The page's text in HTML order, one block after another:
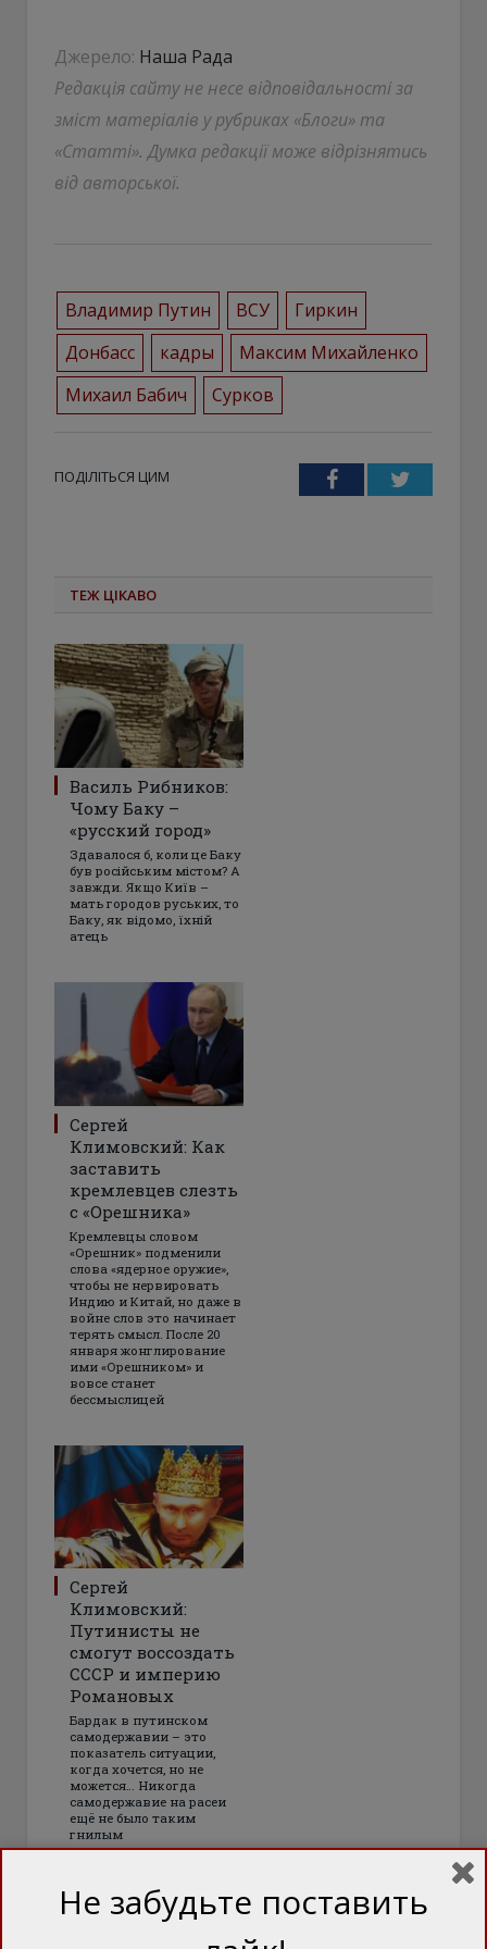
Джерело: Наша Рада
Редакція сайту не несе відповідальності за
зміст матеріалів у рубриках «Блоги» та
«Статті». Думка редакції може відрізнятись
від авторської.
Владимир Путин ВСУ
Гиркин
Донбасс
кадры
Максим Михайленко
Михаил Бабич
Сурков
ПОДІЛІТЬСЯ ЦИМ FacebookTwitter
ТЕЖ ЦІКАВО
Василь Рибников:
Чому Баку –
«русский город»
Здавалося б, коли це Баку
був російським містом? А
завжди. Якщо Київ –
мать городов руських, то
Баку, як відомо, їхній
атець
Сергей
Климовский: Как
заставить
кремлевцев слезть
с «Орешника»
Кремлевцы словом
«Орешник» подменили
слова «ядерное оружие»,
чтобы не нервировать
Индию и Китай, но даже в
войне слов это начинает
терять смысл. После 20
января жонглирование
ими «Орешником» и
вовсе станет
бессмыслицей
Сергей
Климовский:
Путинисты не
смогут воссоздать
СССР и империю
Романовых
Бардак в путинском
самодержавии – это
показатель ситуации,
когда хочется, но не
можется… Никогда
самодержавие на расеи
ещё не было таким
гнилым
Не забудьте поставить